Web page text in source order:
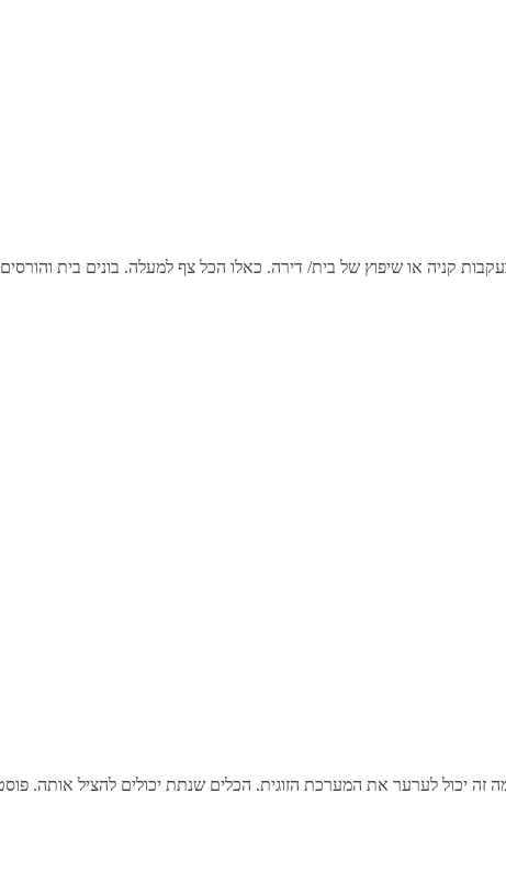
קניה או שיפוץ של בית/ דירה. כאלו הכל צף למעלה. בונים בית
זה יכול לערער את המערכת הזוגית. הכלים שנתת יכולים להציל אותה.